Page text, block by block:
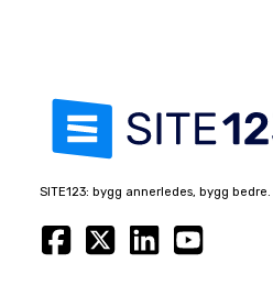
SITE123: bygg annerledes, bygg bedre.